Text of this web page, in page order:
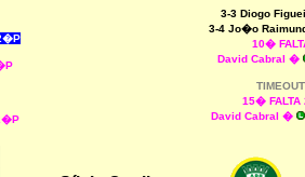
3-3 Diogo
3-4 Jo�o
10�
David Cabral �
15�
David Cabral �